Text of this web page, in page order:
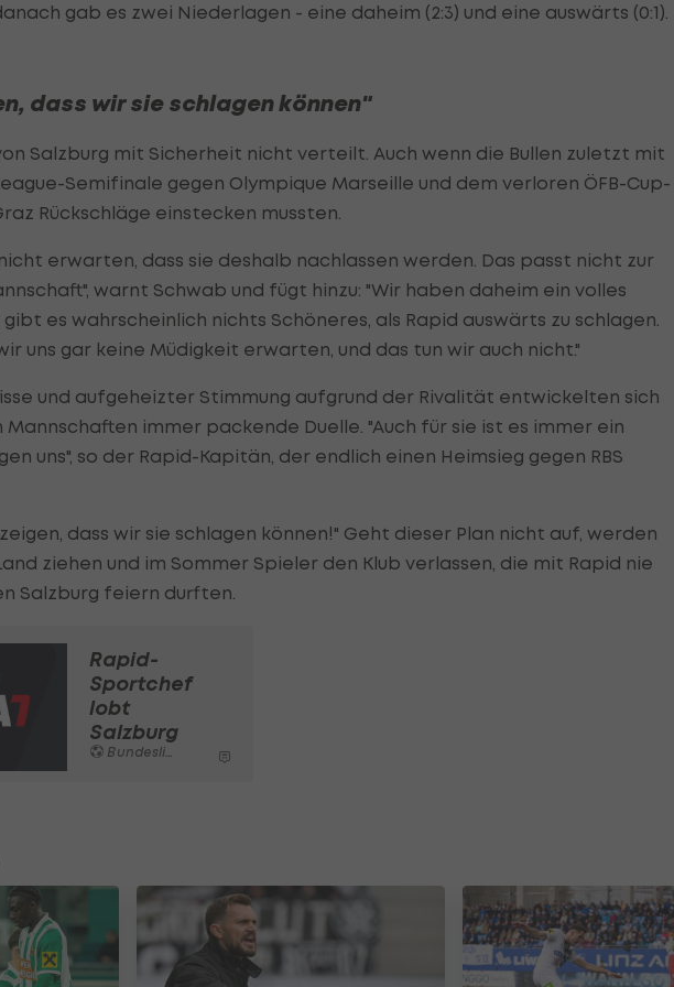
gab es zwei Niederlagen - eine daheim (2:3) und eine auswärts (0:1).
dass wir sie schlagen können"
Salzburg mit Sicherheit nicht verteilt. Auch wenn die Bullen zuletzt mit
Semifinale gegen Olympique Marseille und dem verloren ÖFB-Cup-
Rückschläge einstecken mussten.
erwarten, dass sie deshalb nachlassen werden. Das passt nicht zur
warnt Schwab und fügt hinzu: "Wir haben daheim ein volles
es wahrscheinlich nichts Schöneres, als Rapid auswärts zu schlagen.
uns gar keine Müdigkeit erwarten, und das tun wir auch nicht."
und aufgeheizter Stimmung aufgrund der Rivalität entwickelten sich
immer packende Duelle. "Auch für sie ist es immer ein
uns", so der Rapid-Kapitän, der endlich einen Heimsieg gegen RBS
dass wir sie schlagen können!" Geht dieser Plan nicht auf, werden
ziehen und im Sommer Spieler den Klub verlassen, die mit Rapid nie
Salzburg feiern durften.
Rapid-
Sportchef
lobt
Salzburg
Bundesliga